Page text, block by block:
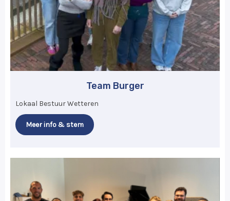
Team Burger
Lokaal Bestuur Wetteren
Meer info & stem